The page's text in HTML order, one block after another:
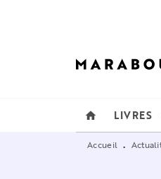
home LIVRES
Accueil •